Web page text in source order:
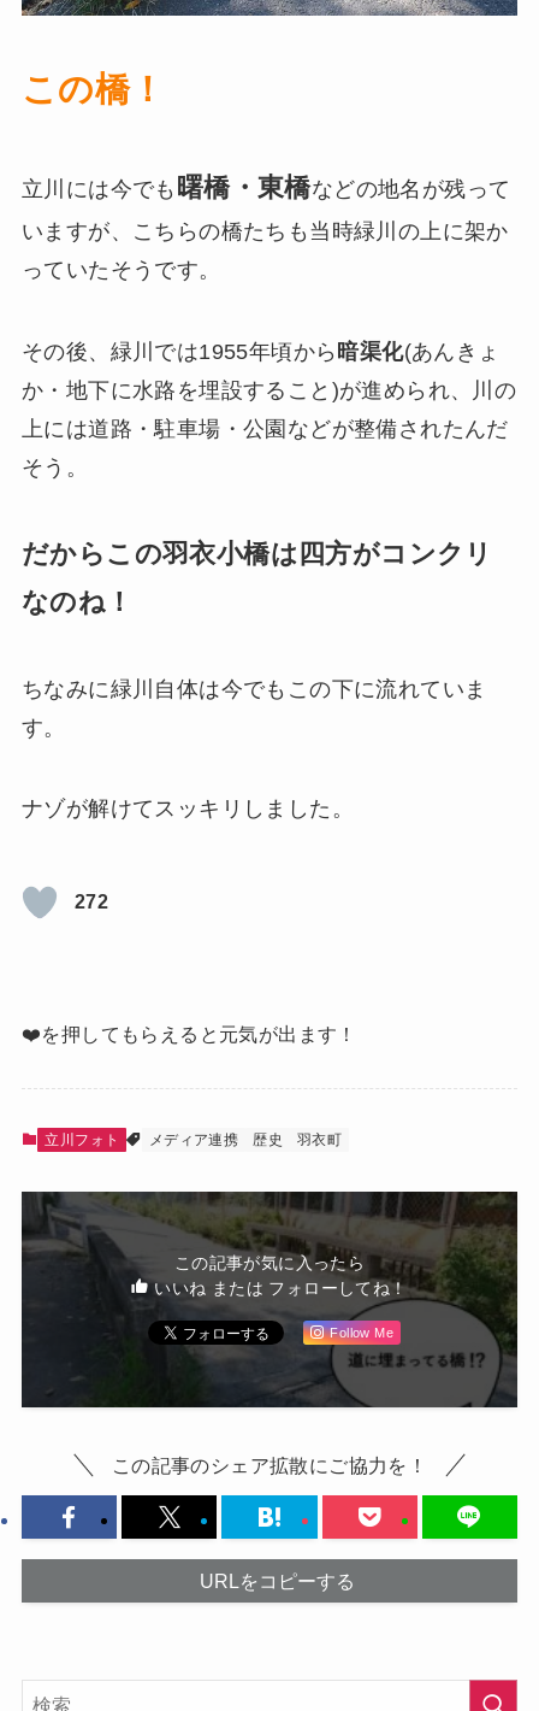
この橋！
立川には今でも 曙橋・東橋などの地名が残って
いますが、こちらの橋たちも当時緑川の上に架か
っていたそうです。
その後、緑川では1955年頃から 暗渠化(あんきょ
か・地下に水路を埋設すること)が進められ、川の
上には道路・駐車場・公園などが整備されたんだ
そう。
だからこの羽衣小橋は四方がコンクリ
なのね！
ちなみに緑川自体は今でもこの下に流れていま
す。
ナゾが解けてスッキリしました。
272
❤️を押してもらえると元気が出ます！
立川フォト メディア連携 歴史 羽衣町
この記事が気に入ったら
いいね または フォローしてね！
Follow Me
この記事のシェア拡散にご協力を！
URLをコピーする